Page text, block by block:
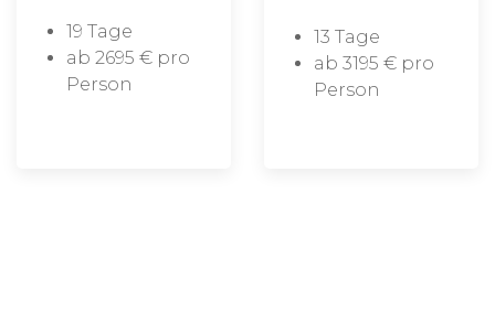
19 Tage
ab 2695 € pro
Person
13 Tage
ab 3195 € pro
Person